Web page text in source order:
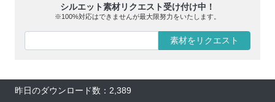
シルエット素材リクエスト受け付け中！
※100%対応はできませんが最大限努力をいたします。
素材をリクエスト
昨日のダウンロード数：2,389